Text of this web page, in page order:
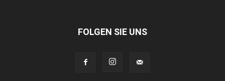
FOLGEN SIE UNS